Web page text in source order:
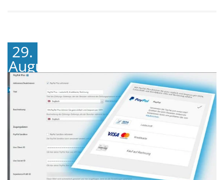
29.
August
2018